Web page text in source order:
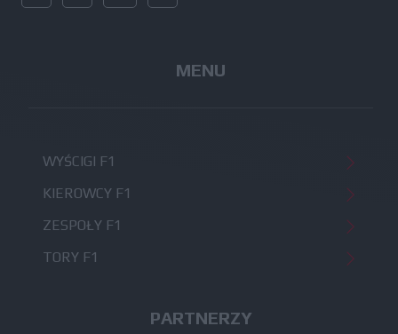
MENU
WYŚCIGI F1
KIEROWCY F1
ZESPOŁY F1
TORY F1
PARTNERZY